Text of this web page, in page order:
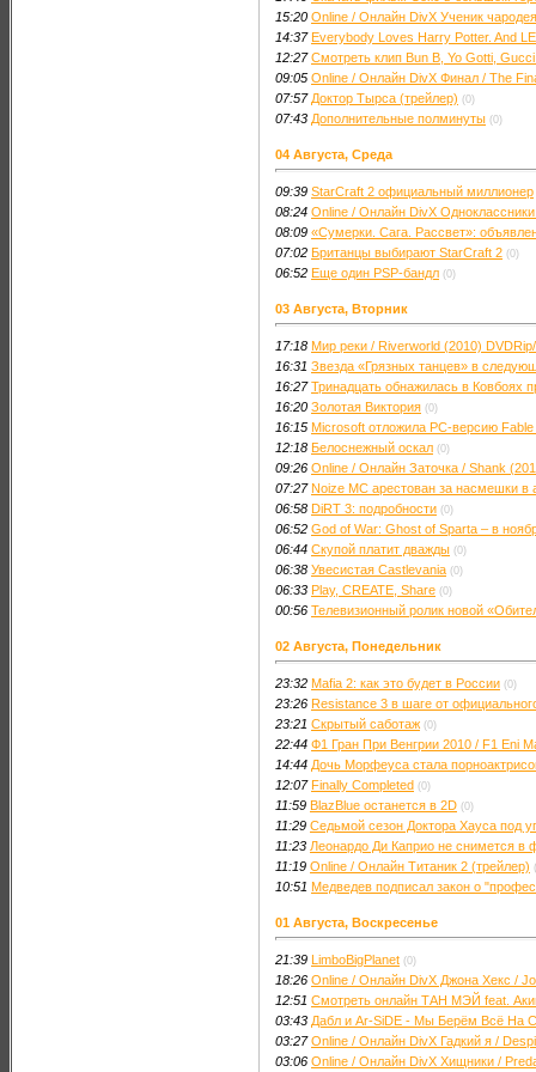
15:20 Online / Онлайн DivX Ученик
14:37 Everybody Loves Harry Potter. And
12:27 Смотреть клип Bun B, Yo Gotti,
09:05 Online / Онлайн DivX Финал / The
07:57 Доктор Тырса (трейлер) (0)
07:43 Дополнительные полминуты (0)
04 Августа, Среда
09:39 StarCraft 2 официальный миллионер
08:24 Online / Онлайн DivX
08:09 «Сумерки. Сага. Рассвет»:
07:02 Британцы выбирают StarCraft 2 (0)
06:52 Еще один PSP-бандл (0)
03 Августа, Вторник
17:18 Мир реки / Riverworld (2010)
16:31 Звезда «Грязных танцев» в
16:27 Тринадцать обнажилась в Ковбоях
16:20 Золотая Виктория (0)
16:15 Microsoft отложила PC-версию Fable
12:18 Белоснежный оскал (0)
09:26 Online / Онлайн Заточка / Shank
07:27 Noize MC арестован за насмешки в
06:58 DiRT 3: подробности (0)
06:52 God of War: Ghost of Sparta – в
06:44 Скупой платит дважды (0)
06:38 Увесистая Castlevania (0)
06:33 Play, CREATE, Share (0)
00:56 Телевизионный ролик новой
02 Августа, Понедельник
23:32 Mafia 2: как это будет в России (0)
23:26 Resistance 3 в шаге от
23:21 Скрытый саботаж (0)
22:44 Ф1 Гран При Венгрии 2010 / F1 Eni
14:44 Дочь Морфеуса стала
12:07 Finally Completed (0)
11:59 BlazBlue останется в 2D (0)
11:29 Седьмой сезон Доктора Хауса под
11:23 Леонардо Ди Каприо не снимется в
11:19 Online / Онлайн Титаник 2 (трейлер)
10:51 Медведев подписал закон о
01 Августа, Воскресенье
21:39 LimboBigPlanet (0)
18:26 Online / Онлайн DivX Джона Хекс /
12:51 Смотреть онлайн ТАН МЭЙ feat.
03:43 Дабл и Ar-SiDE - Мы Берём Всё На
03:27 Online / Онлайн DivX Гадкий я /
03:06 Online / Онлайн DivX Хищники /